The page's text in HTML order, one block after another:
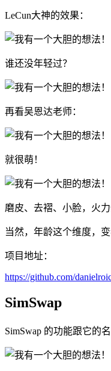
LeCun大神的效果：
谁还没年轻过？
再看吴恩达老师：
就很萌！
磨皮、去褶、小脸，火力
当然，年龄这个维度，
项目地址：
https://github.com/
SimSwap
SimSwap 的功能跟它的